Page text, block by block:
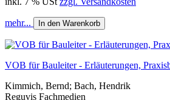
mehr... In den Warenkorb
VOB für Bauleiter - Erläuterungen,
Kimmich, Bernd; Bach, Hendrik
Reguvis Fachmedien